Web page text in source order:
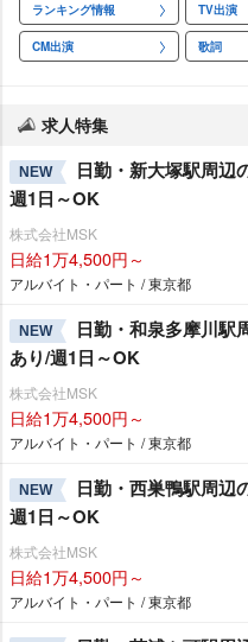
ランキング情報 TV出演
CM出演 歌詞
求人特集
NEW
日勤・新大塚駅周辺
週1日～OK
株式会社MSK
日給1万4,500円～
アルバイト・パート / 東京都
NEW
日勤・和泉多摩川駅
あり/週1日～OK
株式会社MSK
日給1万4,500円～
アルバイト・パート / 東京都
NEW
日勤・西巣鴨駅周辺
週1日～OK
株式会社MSK
日給1万4,500円～
アルバイト・パート / 東京都